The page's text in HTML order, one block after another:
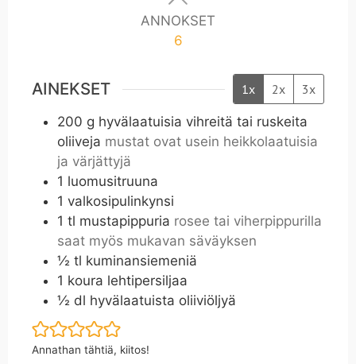
ANNOKSET
6
AINEKSET 1x 2x 3x
200 g hyvälaatuisia vihreitä tai ruskeita
oliiveja mustat ovat usein heikkolaatuisia
ja värjättyjä
1 luomusitruuna
1 valkosipulinkynsi
1 tl mustapippuria rosee tai viherpippurilla
saat myös mukavan säväyksen
½ tl kuminansiemeniä
1 koura lehtipersiljaa
½ dl hyvälaatuista oliiviöljyä
Annathan tähtiä, kiitos!